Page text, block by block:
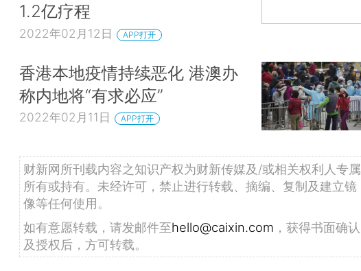
1.2亿疗程
2022年02月12日 APP打开
香港本地疫情持续恶化 港澳办
称内地将“有求必应”
2022年02月11日 APP打开
财新网所刊载内容之知识产权为财新传媒及/或相关权利人专属
所有或持有。未经许可，禁止进行转载、摘编、复制及建立镜
像等任何使用。
如有意愿转载，请发邮件至hello@caixin.com ，获得书面确认
及授权后，方可转载。